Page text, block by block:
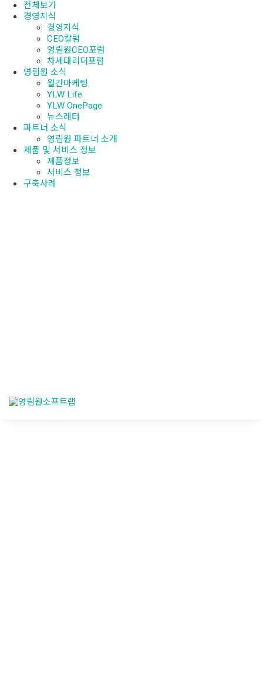
전체보기
경영지식
경영지식
CEO칼럼
영림원CEO포럼
차세대리더포럼
영림원 소식
월간마케팅
YLW Life
YLW OnePage
뉴스레터
파트너 소식
영림원 파트너 소개
제품 및 서비스 정보
제품정보
서비스 정보
구축사례